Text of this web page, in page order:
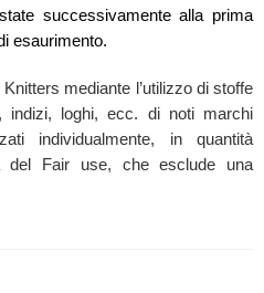
successivamente alla prima
esaurimento.
mediante l’utilizzo di stoffe
indizi, loghi, ecc. di noti marchi
individualmente, in quantità
del Fair use, che esclude una